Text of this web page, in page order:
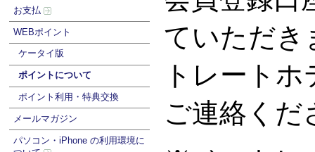
お支払
WEBポイント
ケータイ版
ポイントについて
ポイント利用・特典交換
メールマガジン
パソコン・iPhone の利用環境に
ていただき
トレート
ご連絡